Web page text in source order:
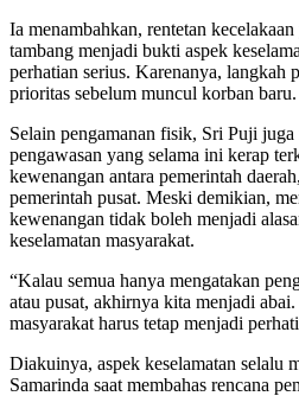
Ia menambahkan, rentetan
tambang menjadi bukti aspek
perhatian serius. Karenanya, langkah
prioritas sebelum muncul korban baru.
Selain pengamanan fisik, Sri Puji
pengawasan yang selama ini kerap
kewenangan antara pemerintah
pemerintah pusat. Meski demikian,
kewenangan tidak boleh menjadi
keselamatan masyarakat.
“Kalau semua hanya mengatakan
atau pusat, akhirnya kita menjadi abai.
masyarakat harus tetap menjadi
Diakuinya, aspek keselamatan selalu
Samarinda saat membahas rencana